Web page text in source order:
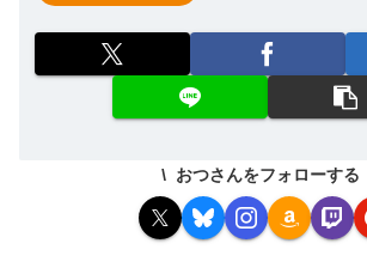
おつさんをフォローする